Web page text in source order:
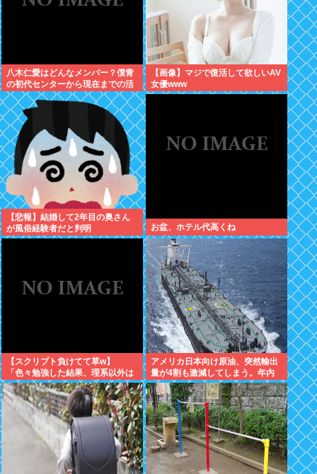
八木仁愛はどんなメンバー？僕青
の初代センターから現在までの活
動を紹介
【画像】マジで復活して欲しいAV
女優www
【悲報】結婚して2年目の奥さん
が風俗経験者だと判明
お盆、ホテル代高くね
【スクリプト負けてて草w】
「色々勉強した結果、理系以外は
エラー品だと気付いた【ガチ】」
について、もっと具体的に話そう
か
アメリカ日本向け原油、突然輸出
量が4割も激減してしまう。年内
高市ナフサ足りる予定が怪しくな
りはじめる